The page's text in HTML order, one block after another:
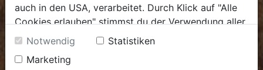
Mo - Do: 8.00 - 16.00 Uhr
Fr: 8.00 - 15.00 Uhr
.dieBiokiste@biohof.at
.+43 7272 2597
auch in den USA, verarbeitet. Durch Klick auf "Alle
Cookies erlauben" stimmst du der Verwendung aller
Cookies zu. Unter "Details anzeigen" findest du alle
Infos zu den unterschiedlichen Cookies, du kannst
auch entscheiden, welche Cookies du erlauben
Notwendig
Statistiken
Marketing